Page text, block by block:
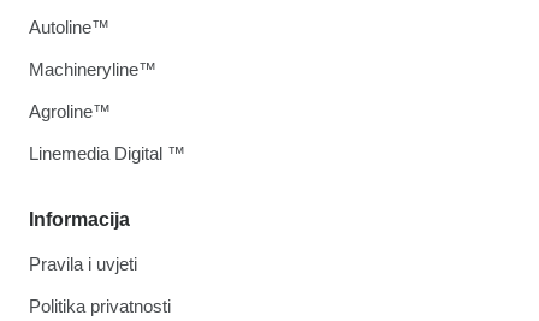
Informacija
Pravila i uvjeti
Politika privatnosti
Autoline™
Machineryline™
Agroline™
Linemedia Digital ™